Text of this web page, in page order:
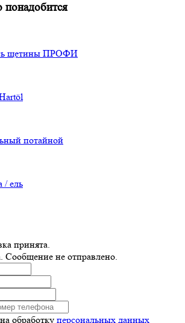
понадобится
щетины ПРОФИ
потайной
/ ель
принята.
не отправлено.
обработку персональных данных